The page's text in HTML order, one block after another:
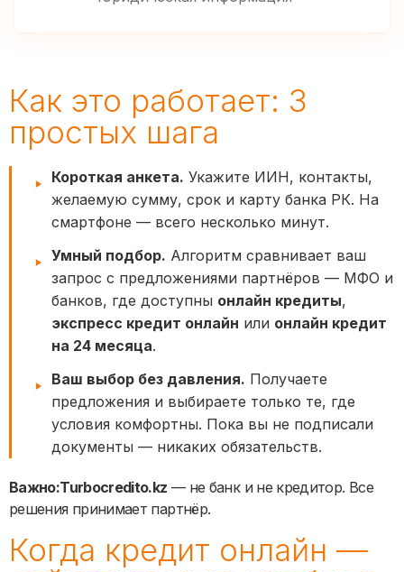
Как это работает: 3
простых шага
Короткая анкета. Укажите ИИН, контакты,
желаемую сумму, срок и карту банка РК. На
смартфоне — всего несколько минут.
Умный подбор. Алгоритм сравнивает ваш
запрос с предложениями партнёров — МФО и
банков, где доступны онлайн кредиты,
экспресс кредит онлайн или онлайн кредит
на 24 месяца.
Ваш выбор без давления. Получаете
предложения и выбираете только те, где
условия комфортны. Пока вы не подписали
документы — никаких обязательств.
Важно:Turbocredito.kz — не банк и не кредитор. Все
решения принимает партнёр.
Когда кредит онлайн —